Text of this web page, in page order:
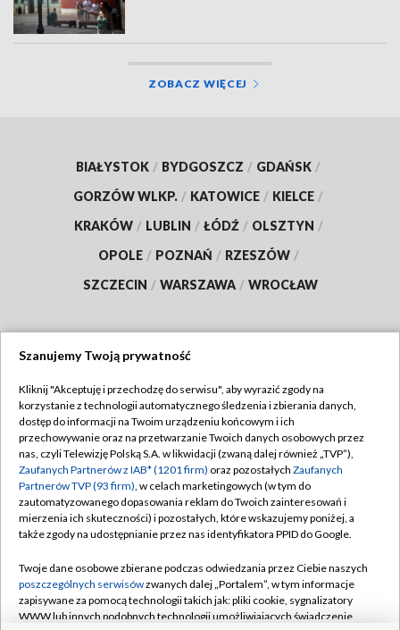
ZOBACZ WIĘCEJ
BIAŁYSTOK / BYDGOSZCZ / GDAŃSK /
GORZÓW WLKP. / KATOWICE / KIELCE /
KRAKÓW / LUBLIN / ŁÓDŹ / OLSZTYN /
OPOLE / POZNAŃ / RZESZÓW /
SZCZECIN / WARSZAWA / WROCŁAW
TVP
Abonament TVP
Emisja w TVP
Centrum informacji TVP
Naziemna Telewizja Cyfrowa
Rada Programowa
System NOS
Regulamin TVP
Polityka prywatności
Moje zgody
Pomoc
Kontakt
Szanujemy Twoją prywatność
Kliknij "Akceptuję i przechodzę do serwisu", aby wyrazić zgody na
korzystanie z technologii automatycznego śledzenia i zbierania danych,
dostęp do informacji na Twoim urządzeniu końcowym i ich
przechowywanie oraz na przetwarzanie Twoich danych osobowych przez
nas, czyli Telewizję Polską S.A. w likwidacji (zwaną dalej również „TVP”),
Zaufanych Partnerów z IAB* (1201 firm) oraz pozostałych Zaufanych
Partnerów TVP (93 firm), w celach marketingowych (w tym do
zautomatyzowanego dopasowania reklam do Twoich zainteresowań i
mierzenia ich skuteczności) i pozostałych, które wskazujemy poniżej, a
także zgody na udostępnianie przez nas identyfikatora PPID do Google.
Twoje dane osobowe zbierane podczas odwiedzania przez Ciebie naszych
poszczególnych serwisówzwanych dalej „Portalem”, w tym informacje
zapisywane za pomocą technologii takich jak: pliki cookie, sygnalizatory
WWW lub innych podobnych technologii umożliwiających świadczenie